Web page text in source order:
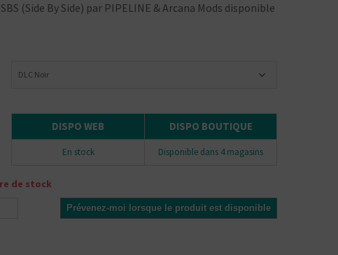
(Side By Side) par PIPELINE & Arcana Mods disponible
DLC Noir
DISPO WEB DISPO BOUTIQUE
En stock Disponible dans 4 magasins
de stock
Prévenez-moi lorsque le produit est disponible